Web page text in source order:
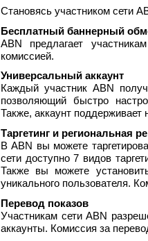
Становясь участником сети
Бесплатный баннерный
ABN предлагает
комиссией.
Универсальный аккаунт
Каждый участник ABN
позволяющий быстро
Также, аккаунт поддерживает
Таргетинг и региональная
В ABN вы можете
сети доступно 7 видов
Также вы можете
уникального пользователя.
Перевод показов
Участникам сети ABN
аккаунты. Комиссия за